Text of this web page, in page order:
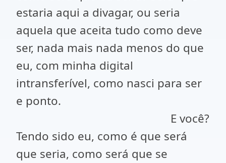
estaria aqui a divagar, ou seria
aquela que aceita tudo como deve
ser, nada mais nada menos do que
eu, com minha digital
intransferível, como nasci para ser
e ponto.
E você?
Tendo sido eu, como é que será
que seria, como será que se